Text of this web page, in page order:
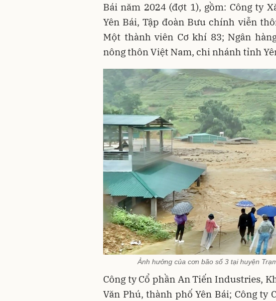
Bái năm 2024 (đợt 1), gồm: Công ty
Yên Bái, Tập đoàn Bưu chính viễn
Một thành viên Cơ khí 83; Ngân
nông thôn Việt Nam, chi nhánh tỉnh
Ảnh hưởng của cơn bão số 3 tại huyện
Công ty Cổ phần An Tiến Industries,
Văn Phú, thành phố Yên Bái; Công ty